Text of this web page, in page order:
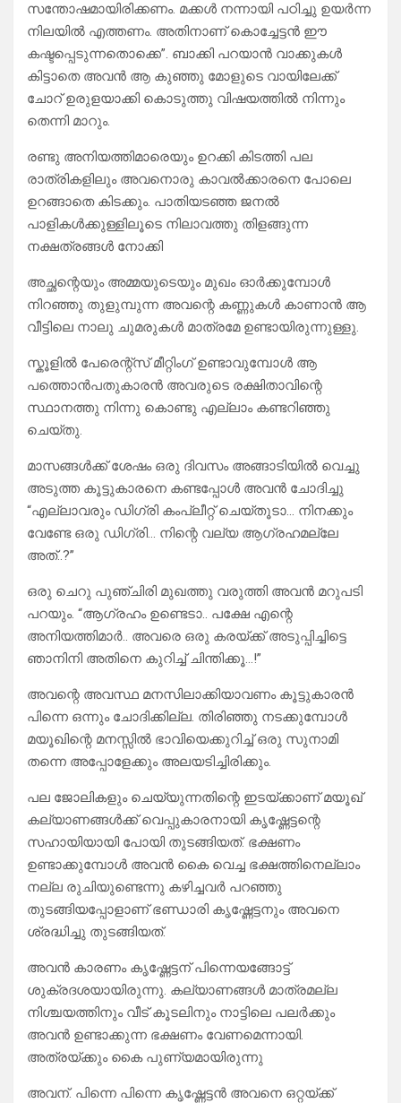
സന്തോഷമായിരിക്കണം. മക്കൾ നന്നായി പഠിച്ചു ഉയർന്ന
നിലയിൽ എത്തണം. അതിനാണ് കൊച്ചേട്ടൻ ഈ
കഷ്ടപ്പെടുന്നതൊക്കെ”. ബാക്കി പറയാൻ വാക്കുകൾ
കിട്ടാതെ അവൻ ആ കുഞ്ഞു മോളുടെ വായിലേക്ക്
ചോറ് ഉരുളയാക്കി കൊടുത്തു വിഷയത്തിൽ നിന്നും
തെന്നി മാറും.
രണ്ടു അനിയത്തിമാരെയും ഉറക്കി കിടത്തി പല
രാത്രികളിലും അവനൊരു കാവൽക്കാരനെ പോലെ
ഉറങ്ങാതെ കിടക്കും. പാതിയടഞ്ഞ ജനൽ
പാളികൾക്കുള്ളിലൂടെ നിലാവത്തു തിളങ്ങുന്ന
നക്ഷത്രങ്ങൾ നോക്കി
അച്ഛന്റെയും അമ്മയുടെയും മുഖം ഓർക്കുമ്പോൾ
നിറഞ്ഞു തുളുമ്പുന്ന അവന്റെ കണ്ണുകൾ കാണാൻ ആ
വീട്ടിലെ നാലു ചുമരുകൾ മാത്രമേ ഉണ്ടായിരുന്നുള്ളു.
സ്കൂളിൽ പേരെന്റ്സ് മീറ്റിംഗ് ഉണ്ടാവുമ്പോൾ ആ
പത്തൊൻപതുകാരൻ അവരുടെ രക്ഷിതാവിന്റെ
സ്ഥാനത്തു നിന്നു കൊണ്ടു എല്ലാം കണ്ടറിഞ്ഞു
ചെയ്തു.
മാസങ്ങൾക്ക് ശേഷം ഒരു ദിവസം അങ്ങാടിയിൽ വെച്ചു
അടുത്ത കൂട്ടുകാരനെ കണ്ടപ്പോൾ അവൻ ചോദിച്ചു
“എല്ലാവരും ഡിഗ്രി കംപ്ലീറ്റ് ചെയ്തൂടാ… നിനക്കും
വേണ്ടേ ഒരു ഡിഗ്രി… നിന്റെ വല്യ ആഗ്രഹമല്ലേ
അത്..?”
ഒരു ചെറു പുഞ്ചിരി മുഖത്തു വരുത്തി അവൻ മറുപടി
പറയും. “ആഗ്രഹം ഉണ്ടെടാ.. പക്ഷേ എന്റെ
അനിയത്തിമാർ.. അവരെ ഒരു കരയ്ക്ക് അടുപ്പിച്ചിട്ടെ
ഞാനിനി അതിനെ കുറിച്ച് ചിന്തിക്കൂ…!”
അവന്റെ അവസ്ഥ മനസിലാക്കിയാവണം കൂട്ടുകാരൻ
പിന്നെ ഒന്നും ചോദിക്കില്ല. തിരിഞ്ഞു നടക്കുമ്പോൾ
മയൂഖിന്റെ മനസ്സിൽ ഭാവിയെക്കുറിച്ച് ഒരു സുനാമി
തന്നെ അപ്പോളേക്കും അലയടിച്ചിരിക്കും.
പല ജോലികളും ചെയ്യുന്നതിന്റെ ഇടയ്ക്കാണ് മയൂഖ്
കല്യാണങ്ങൾക്ക് വെപ്പുകാരനായി കൃഷ്ണേട്ടന്റെ
സഹായിയായി പോയി തുടങ്ങിയത്. ഭക്ഷണം
ഉണ്ടാക്കുമ്പോൾ അവൻ കൈ വെച്ച ഭക്ഷത്തിനെല്ലാം
നല്ല രുചിയുണ്ടെന്നു കഴിച്ചവർ പറഞ്ഞു
തുടങ്ങിയപ്പോളാണ് ഭണ്ഡാരി കൃഷ്ണേട്ടനും അവനെ
ശ്രദ്ധിച്ചു തുടങ്ങിയത്.
അവൻ കാരണം കൃഷ്ണേട്ടന് പിന്നെയങ്ങോട്ട്
ശുക്രദശയായിരുന്നു. കല്യാണങ്ങൾ മാത്രമല്ല
നിശ്ചയത്തിനും വീട് കൂടലിനും നാട്ടിലെ പലർക്കും
അവൻ ഉണ്ടാക്കുന്ന ഭക്ഷണം വേണമെന്നായി.
അത്രയ്ക്കും കൈ പുണ്യമായിരുന്നു
അവന്. പിന്നെ പിന്നെ കൃഷ്ണേട്ടൻ അവനെ ഒറ്റയ്ക്ക്